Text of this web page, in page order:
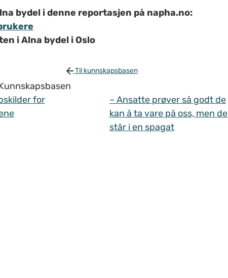
bydel i denne reportasjen på napha.no:
i Alna bydel i Oslo
Til kunnskapsbasen
for
– Ansatte prøver så godt de
kan å ta vare på oss, men de
står i en spagat